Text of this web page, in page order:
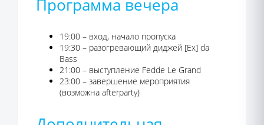
Программа вечера
19:00 – вход, начало пропуска
19:30 – разогревающий диджей [Ex] da
Bass
21:00 – выступление Fedde Le Grand
23:00 – завершение мероприятия
(возможна afterparty)